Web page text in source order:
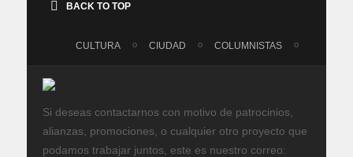
BACK TO TOP
CULTURA CIUDAD COLUMNISTAS
Si deseas contactarnos con motivo de patrocinios,
alianzas, promociones, o cualquier otro proyecto que
podamos trabajar juntos, este es nuestro correo: